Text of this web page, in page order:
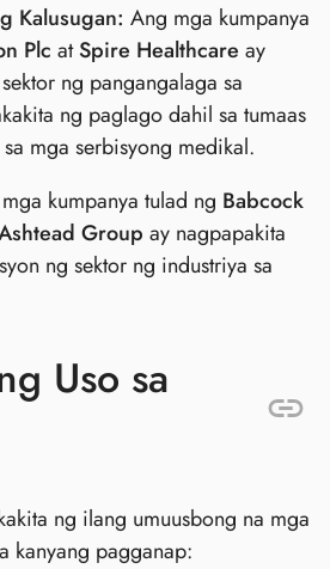
Kalusugan: Ang mga kumpanya
Plc atSpire Healthcare ay
ng pangangalaga sa
ng paglago dahil sa tumaas
mga serbisyong medikal.
kumpanya tulad ng Babcock
Group ay nagpapakita
ng sektor ng industriya sa
Uso sa
ng ilang umuusbong na mga
kanyang pagganap: